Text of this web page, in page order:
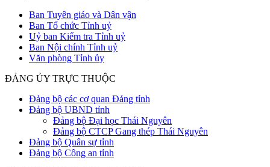
Ban Tuyên giáo và Dân vận
Ban Tổ chức Tỉnh uỷ
Uỷ ban Kiểm tra Tỉnh uỷ
Ban Nội chính Tỉnh uỷ
Văn phòng Tỉnh ủy
ĐẢNG ỦY TRỰC THUỘC
Đảng bộ các cơ quan Đảng tỉnh
Đảng bộ UBND tỉnh
Đảng bộ Đại học Thái Nguyên
Đảng bộ CTCP Gang thép Thái Nguyên
Đảng bộ Quân sự tỉnh
Đảng bộ Công an tỉnh